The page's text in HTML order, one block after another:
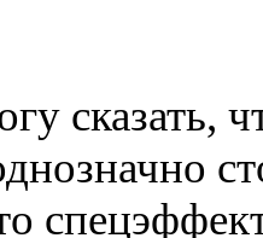
сказать,